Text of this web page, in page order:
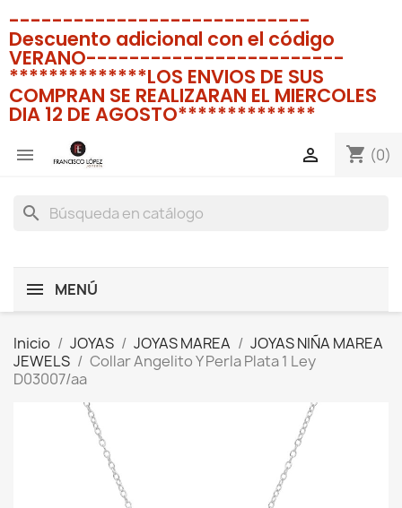
----------------------------
Descuento adicional con el código
VERANO------------------------
**************LOS ENVIOS DE SUS
COMPRAN SE REALIZARAN EL MIERCOLES
DIA 12 DE AGOSTO**************
 shopping_cart (0)

search
MENÚ
Inicio JOYAS JOYAS MAREA
JOYAS NIÑA MAREA
JEWELS
Collar Angelito Y Perla Plata 1 Ley
D03007/aa